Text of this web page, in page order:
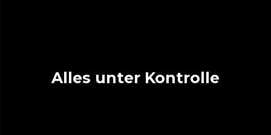
Alles unter Kontrolle